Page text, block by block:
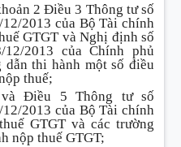
2 Điều 3 Thông tư số
2013 của Bộ Tài chính
GTGT và Nghị định số
12/2013 của Chính phủ
thi hành một số điều
thuế;
Điều 5 Thông tư số
2013 của Bộ Tài chính
GTGT và các trường
nộp thuế GTGT;